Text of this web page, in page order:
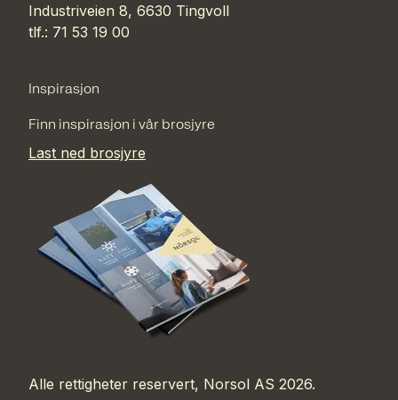
Industriveien 8, 6630 Tingvoll
tlf.: 71 53 19 00
Inspirasjon
Finn inspirasjon i vår brosjyre
Last ned brosjyre
Alle rettigheter reservert, Norsol AS 2026.